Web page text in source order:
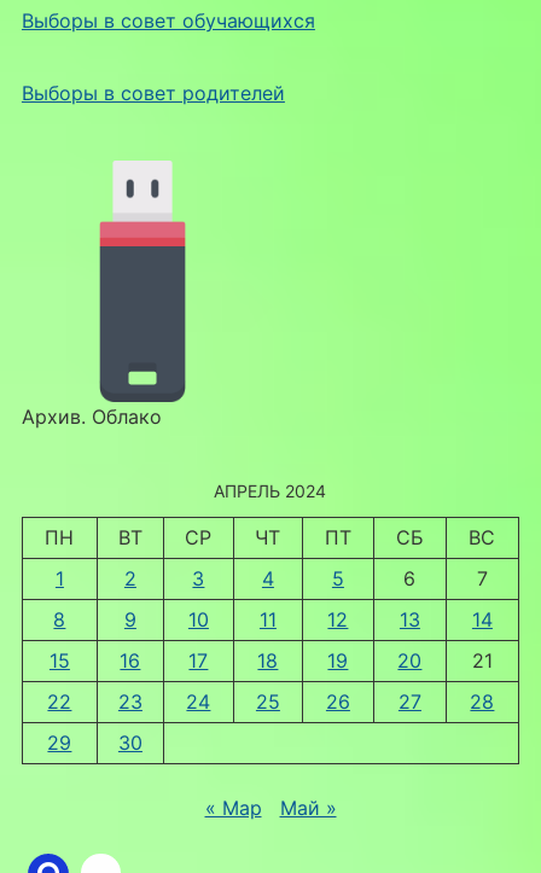
Выборы в совет обучающихся
Выборы в совет родителей
Архив. Облако
АПРЕЛЬ 2024
ПН ВТ СР ЧТ ПТ СБ
ВС
1
2 3 4 5 6
7
8
9 10 11 12 13
14
15
16 17 18 19 20
21
22
23 24 25 26 27
28
29
30
« Мар Май »